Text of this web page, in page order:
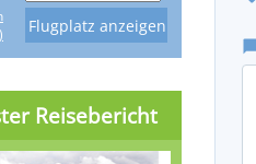
Reisebericht